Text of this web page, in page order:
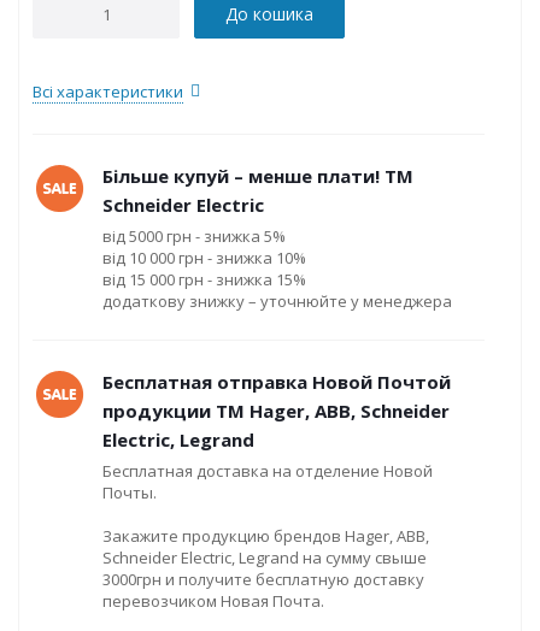
До кошика
Всі характеристики
Більше купуй – менше плати! ТМ
Schneider Electric
від 5000 грн - знижка 5%
від 10 000 грн - знижка 10%
від 15 000 грн - знижка 15%
додаткову знижку – уточнюйте у менеджера
Бесплатная отправка Новой Почтой
продукции ТМ Hager, ABB, Schneider
Electric, Legrand
Бесплатная доставка на отделение Новой
Почты.
Закажите продукцию брендов Hager, ABB,
Schneider Electric, Legrand на сумму свыше
3000грн и получите бесплатную доставку
перевозчиком Новая Почта.